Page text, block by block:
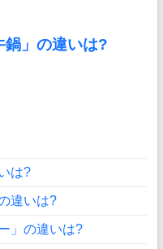
は?
違いは?
」の違いは?